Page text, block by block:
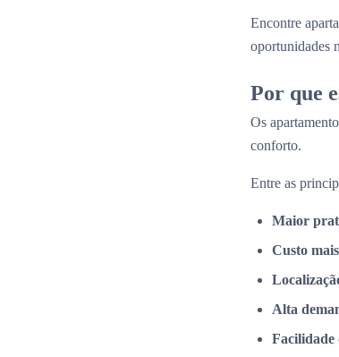
Encontre
oportunidades
Por que
Os
conforto.
Entre as
Maior
Custo
Alta
Facilidade